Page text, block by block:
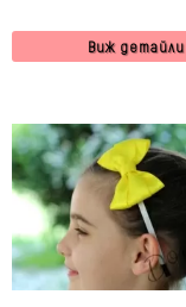
Виж детайли